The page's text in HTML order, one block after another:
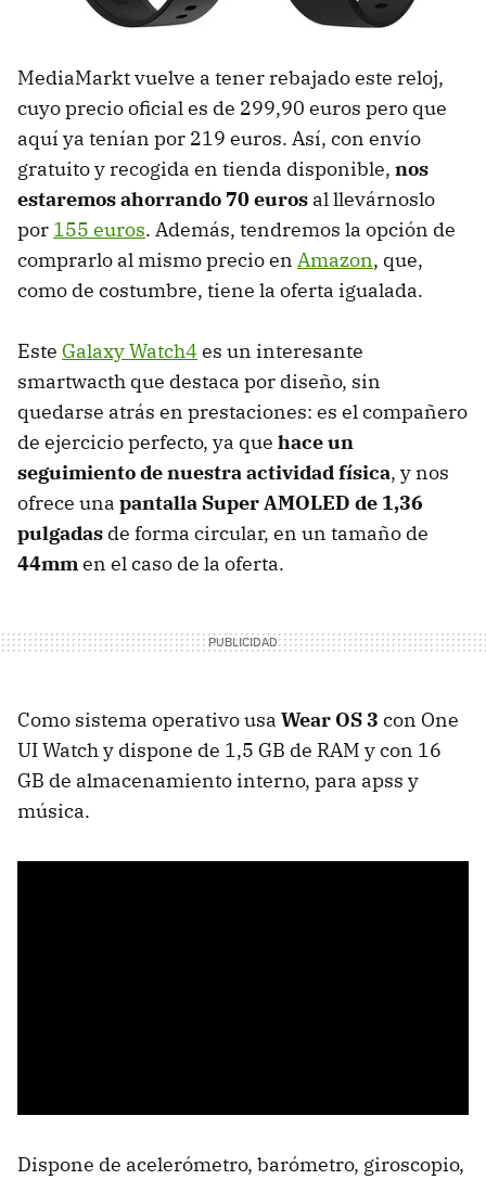
MediaMarkt vuelve a tener rebajado este reloj,
cuyo precio oficial es de 299,90 euros pero que
aquí ya tenían por 219 euros. Así, con envío
gratuito y recogida en tienda disponible, nos
estaremos ahorrando 70 euros al llevárnoslo
por 155 euros. Además, tendremos la opción de
comprarlo al mismo precio en Amazon, que,
como de costumbre, tiene la oferta igualada.
Este Galaxy Watch4 es un interesante
smartwacth que destaca por diseño, sin
quedarse atrás en prestaciones: es el compañero
de ejercicio perfecto, ya que hace un
seguimiento de nuestra actividad física, y nos
ofrece una pantalla Super AMOLED de 1,36
pulgadas de forma circular, en un tamaño de
44mmen el caso de la oferta.
Como sistema operativo usa Wear OS 3 con One
UI Watch y dispone de 1,5 GB de RAM y con 16
GB de almacenamiento interno, para apss y
música.
Dispone de acelerómetro, barómetro, giroscopio,